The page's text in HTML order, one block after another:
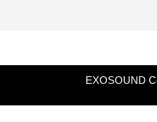
EXOSOUND